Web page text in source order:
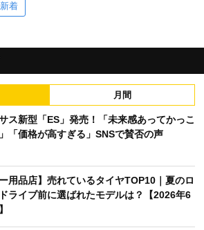
新着
月間
ス新型「ES」発売！「未来感あってかっこ
「価格が高すぎる」SNSで賛否の声
ー用品店】売れているタイヤTOP10｜夏のロ
ライブ前に選ばれたモデルは？【2026年6